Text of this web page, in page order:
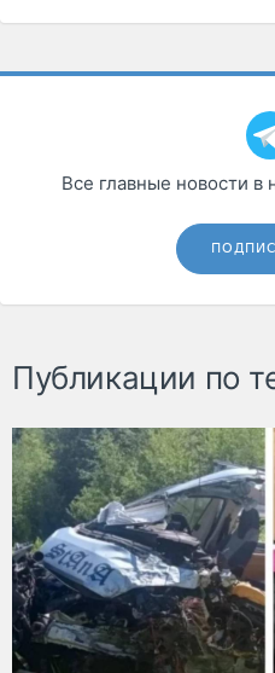
Все главные новости в
Публикации по